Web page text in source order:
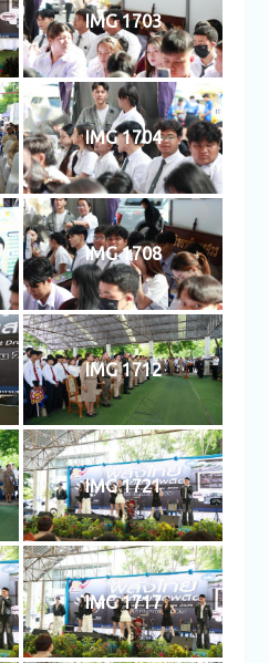
IMG 1703
IMG 1704
IMG 1708
IMG 1712
IMG 1721
IMG 1717